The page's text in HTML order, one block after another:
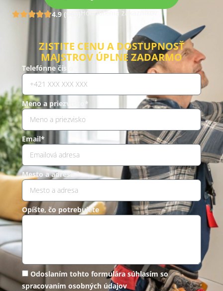
4.9 (960) Hodnotenia zákazníkov
ZISTITE CENU A DOSTUPNOSŤ
MAJSTROV ÚPLNE ZADARMO
Telefónne číslo *
Meno a priezvisko*
Email*
Mesto a adresa *
Opíšte, čo potrebujete
Odoslaním tohto formulára súhlasím so
spracovaním osobných údajov